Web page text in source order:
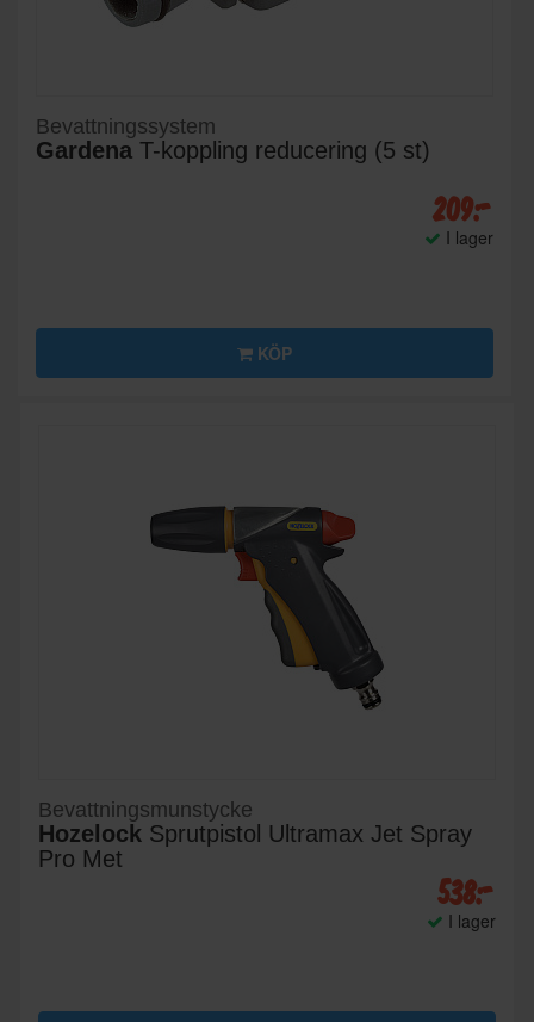
Bevattningssystem
Gardena T-koppling reducering (5 st)
209:-
I lager
KÖP
Bevattningsmunstycke
Hozelock Sprutpistol Ultramax Jet Spray
Pro Met
538:-
I lager